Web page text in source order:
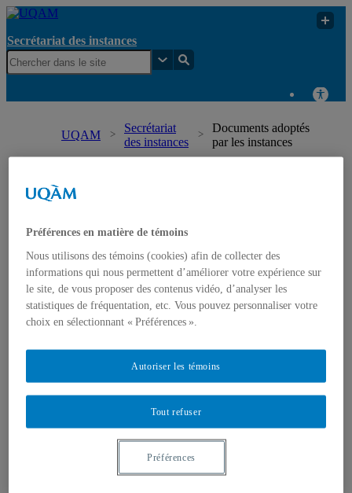
Secrétariat des instances
UQAM
Secrétariat
des instances
Documents adoptés
par les instances
Organigramme
Registre des documents normatifs (règlements, politiques,
directives et procédures)
Règlements
Politiques
Directives
Conseil d’administration
Liste des membres
Index général et résolutions
Section réservée aux membres – CA
Document pour consultation
Préférences en matière de témoins
Nous utilisons des témoins (cookies) afin de collecter des
informations qui nous permettent d’améliorer votre expérience sur
le site, de vous proposer des contenus vidéo, d’analyser les
statistiques de fréquentation, etc. Vous pouvez personnaliser votre
choix en sélectionnant « Préférences ».
Tout refuser
Autoriser les témoins
Préférences